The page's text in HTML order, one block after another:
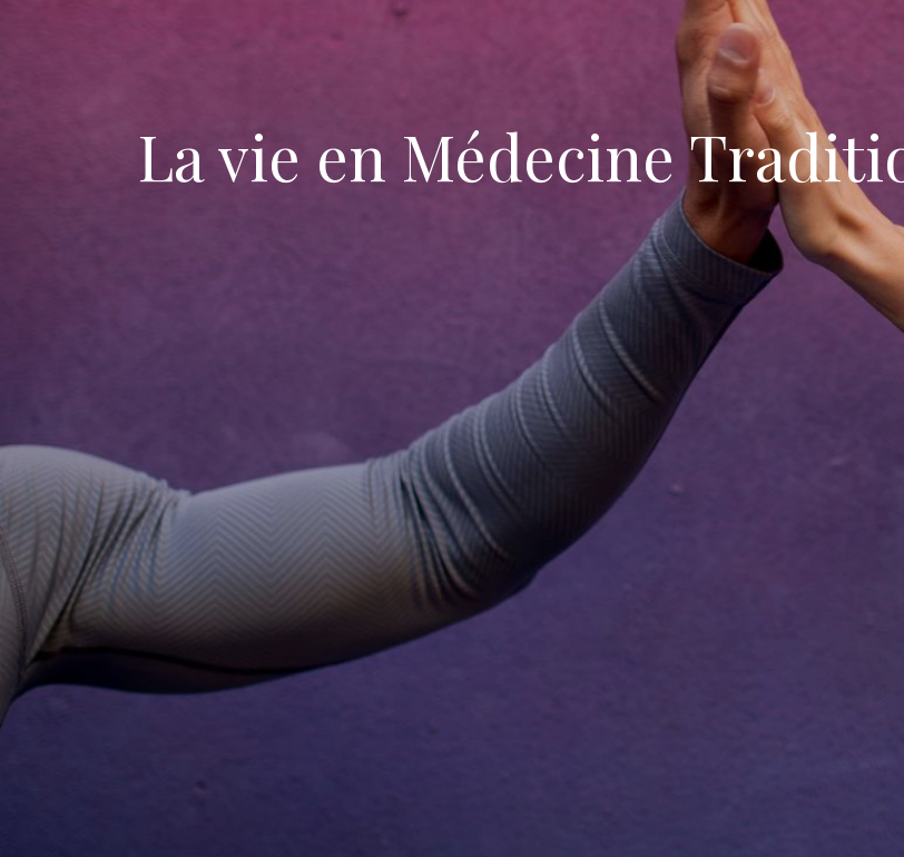
La vie en Médecine